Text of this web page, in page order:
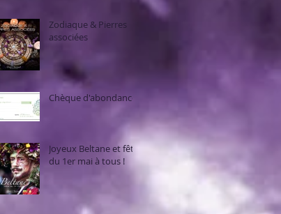
Zodiaque & Pierres
associées
Chèque d'abondance
Joyeux Beltane et fête
du 1er mai à tous !